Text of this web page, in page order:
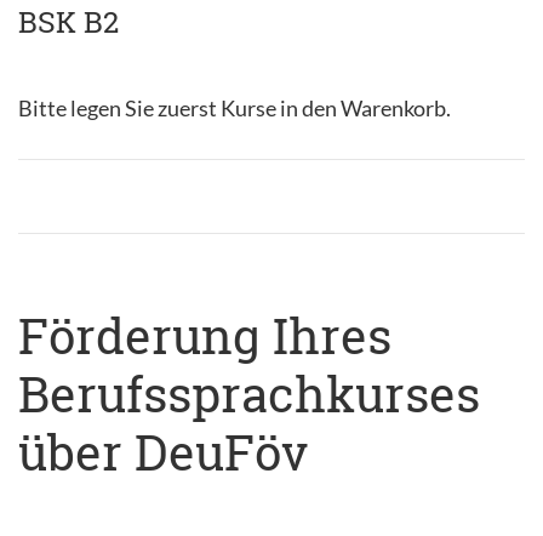
BSK B2
Bitte legen Sie zuerst Kurse in den Warenkorb.
Förderung Ihres
Berufssprachkurses
über DeuFöv